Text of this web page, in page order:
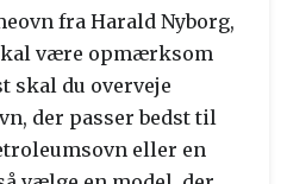
fra Harald Nyborg,
være opmærksom
skal du overveje
der passer bedst til
eller en